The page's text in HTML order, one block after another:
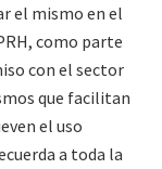
el mismo en el
como parte
con el sector
que facilitan
el uso
a toda la